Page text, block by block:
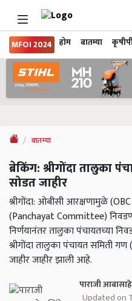
MFOI 2024 होम बातम्या
बातम्या
ब्रेकिंग: श्रीगोंदा तालुका
सोडत जाहीर
श्रीगोंदा: ओबीसी आरक्षणामुळे
(Panchayat Committee)
निर्णयानंतर तालुका पंचायतच्या
श्रीगोंदा तालुका पंचायत समिती
जाहीर जाहीर झाली आहे.
पाराजी
Updated on